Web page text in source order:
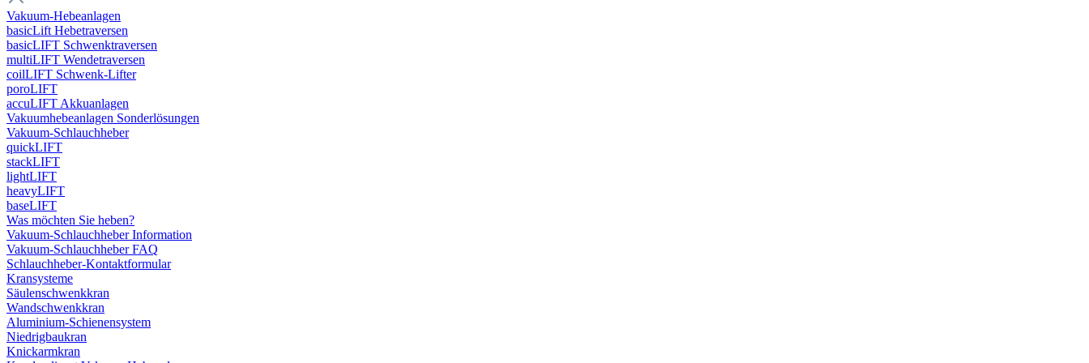
Vakuum-Hebeanlagen
basicLift Hebetraversen
basicLIFT Schwenktraversen
multiLIFT Wendetraversen
coilLIFT Schwenk-Lifter
poroLIFT
accuLIFT Akkuanlagen
Vakuumhebeanlagen Sonderlösungen
Vakuum-Schlauchheber
quickLIFT
stackLIFT
lightLIFT
heavyLIFT
baseLIFT
Was möchten Sie heben?
Vakuum-Schlauchheber Information
Vakuum-Schlauchheber FAQ
Schlauchheber-Kontaktformular
Kransysteme
Säulenschwenkkran
Wandschwenkkran
Aluminium-Schienensystem
Niedrigbaukran
Knickarmkran